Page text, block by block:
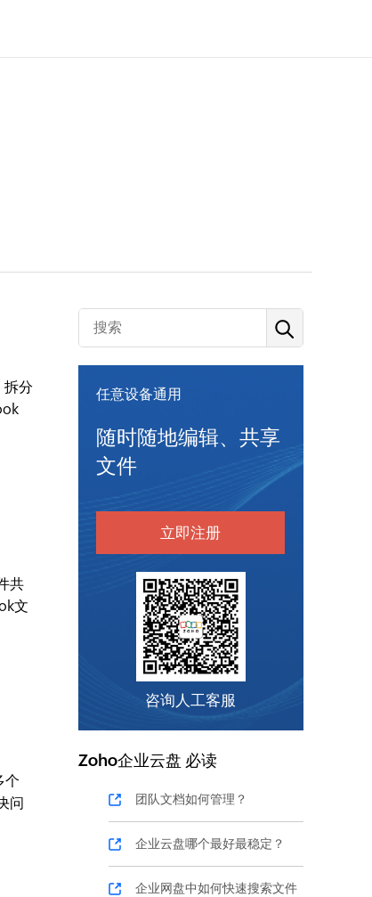
拆分
共
文
个
问
任意设备通用
随时随地编辑、共享
文件
立即注册
咨询人工客服
Zoho企业云盘 必读
团队文档如何管理？
企业云盘哪个最好最稳定？
企业网盘中如何快速搜索文件